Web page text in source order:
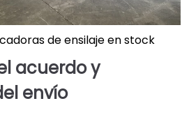
de ensilaje en stock
acuerdo y
envío